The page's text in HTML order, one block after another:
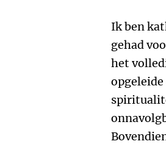
Ik ben
gehad
het